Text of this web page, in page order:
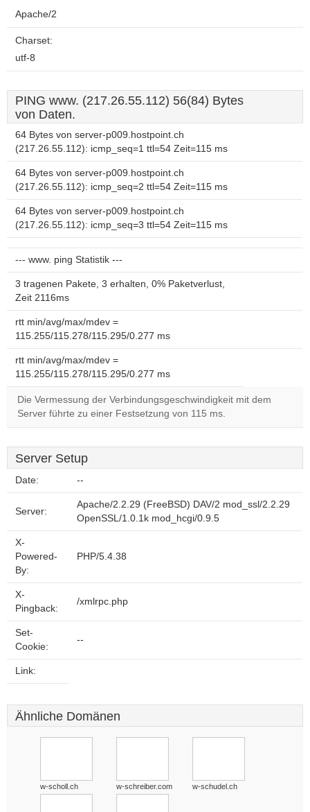
Apache/2
Charset:
utf-8
PING www. (217.26.55.112) 56(84) Bytes
von Daten.
64 Bytes von server-p009.hostpoint.ch
(217.26.55.112): icmp_seq=1 ttl=54 Zeit=115 ms
64 Bytes von server-p009.hostpoint.ch
(217.26.55.112): icmp_seq=2 ttl=54 Zeit=115 ms
64 Bytes von server-p009.hostpoint.ch
(217.26.55.112): icmp_seq=3 ttl=54 Zeit=115 ms
--- www. ping Statistik ---
3 tragenen Pakete, 3 erhalten, 0% Paketverlust,
Zeit 2116ms
rtt min/avg/max/mdev =
115.255/115.278/115.295/0.277 ms
rtt min/avg/max/mdev =
115.255/115.278/115.295/0.277 ms
Die Vermessung der Verbindungsgeschwindigkeit mit dem
Server führte zu einer Festsetzung von 115 ms.
Server Setup
Date: --
Server:
Apache/2.2.29 (FreeBSD) DAV/2 mod_ssl/2.2.29
OpenSSL/1.0.1k mod_hcgi/0.9.5
X-
Powered-
By:
PHP/5.4.38
X-
Pingback:
/xmlrpc.php
Set-
Cookie:
--
Link:
Ähnliche Domänen
w-scholl.ch w-schreiber.com w-schudel.ch